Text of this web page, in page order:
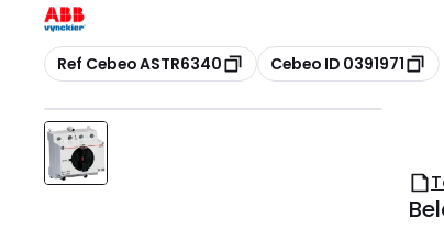
Kopiëren
Ref Cebeo ASTR6340 Kopiëren
Cebeo ID 0391971